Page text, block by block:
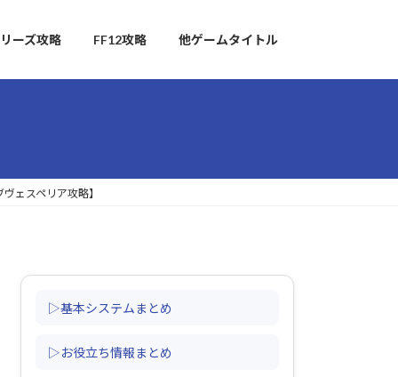
ーズ攻略 FF12攻略 他ゲームタイトル
ェスペリア攻略】
▷基本システムまとめ
▷お役立ち情報まとめ